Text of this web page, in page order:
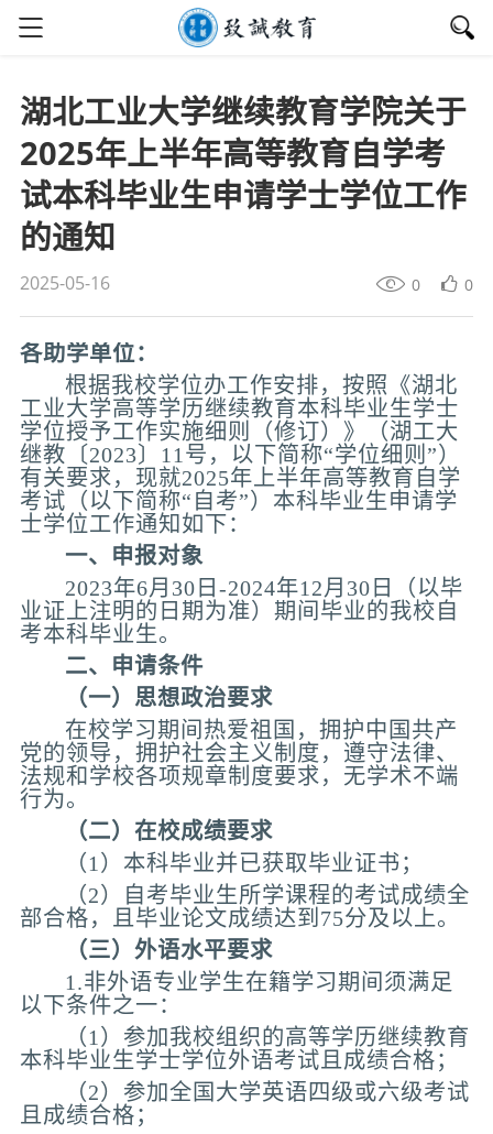
湖北工业大学继续教育学院关于
2025年上半年高等教育自学考
试本科毕业生申请学士学位工作
的通知
2025-05-16 0 0
各助学单位：
根据我校学位办工作安排，按照《湖北
工业大学高等学历继续教育本科毕业生学士
学位授予工作实施细则（修订）》（湖工大
继教〔2023〕11号，以下简称“学位细则”）
有关要求，现就2025年上半年高等教育自学
考试（以下简称“自考”）本科毕业生申请学
士学位工作通知如下：
一、申报对象
2023年6月30日-2024年12月30日（以毕
业证上注明的日期为准）期间毕业的我校自
考本科毕业生。
二、申请条件
（一）思想政治要求
在校学习期间热爱祖国，拥护中国共产
党的领导，拥护社会主义制度，遵守法律、
法规和学校各项规章制度要求，无学术不端
行为。
（二）在校成绩要求
（1）本科毕业并已获取毕业证书；
（2）自考毕业生所学课程的考试成绩全
部合格，且毕业论文成绩达到75分及以上。
（三）外语水平要求
1.非外语专业学生在籍学习期间须满足
以下条件之一：
（1）参加我校组织的高等学历继续教育
本科毕业生学士学位外语考试且成绩合格；
（2）参加全国大学英语四级或六级考试
且成绩合格；